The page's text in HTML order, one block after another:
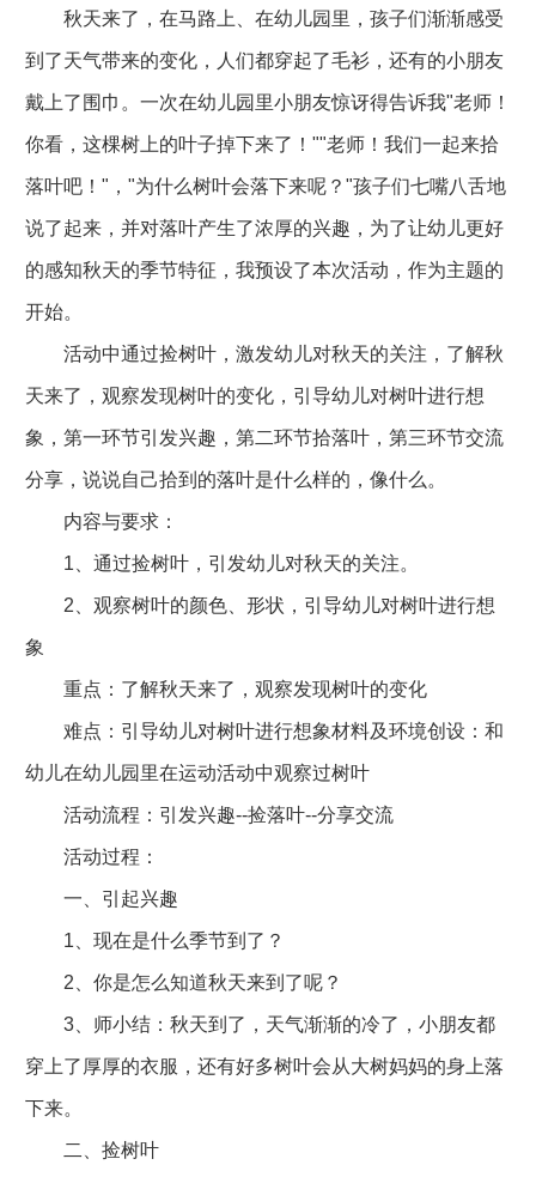
秋天来了，在马路上、在幼儿园里，孩子们渐渐感受
到了天气带来的变化，人们都穿起了毛衫，还有的小朋友
戴上了围巾。一次在幼儿园里小朋友惊讶得告诉我"老师！
你看，这棵树上的叶子掉下来了！""老师！我们一起来拾
落叶吧！"，"为什么树叶会落下来呢？"孩子们七嘴八舌地
说了起来，并对落叶产生了浓厚的兴趣，为了让幼儿更好
的感知秋天的季节特征，我预设了本次活动，作为主题的
开始。
活动中通过捡树叶，激发幼儿对秋天的关注，了解秋
天来了，观察发现树叶的变化，引导幼儿对树叶进行想
象，第一环节引发兴趣，第二环节拾落叶，第三环节交流
分享，说说自己拾到的落叶是什么样的，像什么。
内容与要求：
1、通过捡树叶，引发幼儿对秋天的关注。
2、观察树叶的颜色、形状，引导幼儿对树叶进行想
象
重点：了解秋天来了，观察发现树叶的变化
难点：引导幼儿对树叶进行想象材料及环境创设：和
幼儿在幼儿园里在运动活动中观察过树叶
活动流程：引发兴趣--捡落叶--分享交流
活动过程：
一、引起兴趣
1、现在是什么季节到了？
2、你是怎么知道秋天来到了呢？
3、师小结：秋天到了，天气渐渐的冷了，小朋友都
穿上了厚厚的衣服，还有好多树叶会从大树妈妈的身上落
下来。
二、捡树叶